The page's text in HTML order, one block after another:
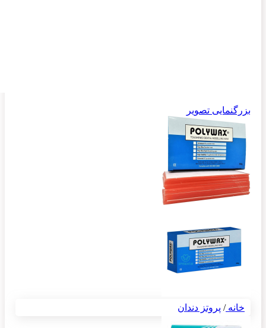
بزرگنمایی تصویر
خانه/ پروتز دندان